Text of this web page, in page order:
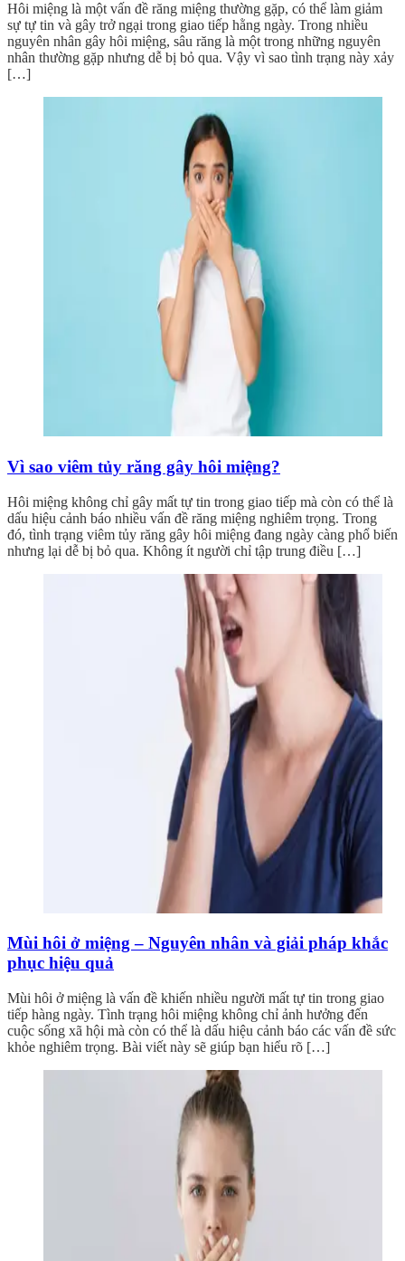
Hôi miệng là một vấn đề răng miệng thường gặp, có thể làm giảm
sự tự tin và gây trở ngại trong giao tiếp hằng ngày. Trong nhiều
nguyên nhân gây hôi miệng, sâu răng là một trong những nguyên
nhân thường gặp nhưng dễ bị bỏ qua. Vậy vì sao tình trạng này xảy
[…]
Vì sao viêm tủy răng gây hôi miệng?
Hôi miệng không chỉ gây mất tự tin trong giao tiếp mà còn có thể là
dấu hiệu cảnh báo nhiều vấn đề răng miệng nghiêm trọng. Trong
đó, tình trạng viêm tủy răng gây hôi miệng đang ngày càng phổ biến
nhưng lại dễ bị bỏ qua. Không ít người chỉ tập trung điều […]
Mùi hôi ở miệng – Nguyên nhân và giải pháp khắc
phục hiệu quả
Mùi hôi ở miệng là vấn đề khiến nhiều người mất tự tin trong giao
tiếp hàng ngày. Tình trạng hôi miệng không chỉ ảnh hưởng đến
cuộc sống xã hội mà còn có thể là dấu hiệu cảnh báo các vấn đề sức
khỏe nghiêm trọng. Bài viết này sẽ giúp bạn hiểu rõ […]